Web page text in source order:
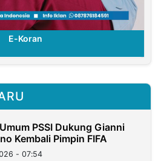
PSSI Dukung Gianni
Kembali Pimpin FIFA
- 07:54